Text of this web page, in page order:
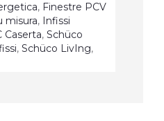
, Finestre PCV
misura, Infissi
Caserta, Schüco
, Schüco LivIng,